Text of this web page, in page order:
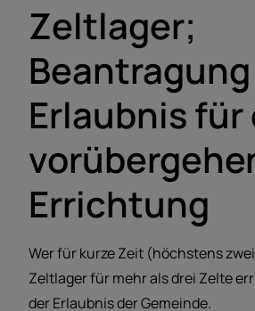
Zeltlager;
Erlaubnis für
Errichtung
Wer für kurze Zeit (höchstens
Zeltlager für mehr als drei Zelte
der Erlaubnis der Gemeinde.